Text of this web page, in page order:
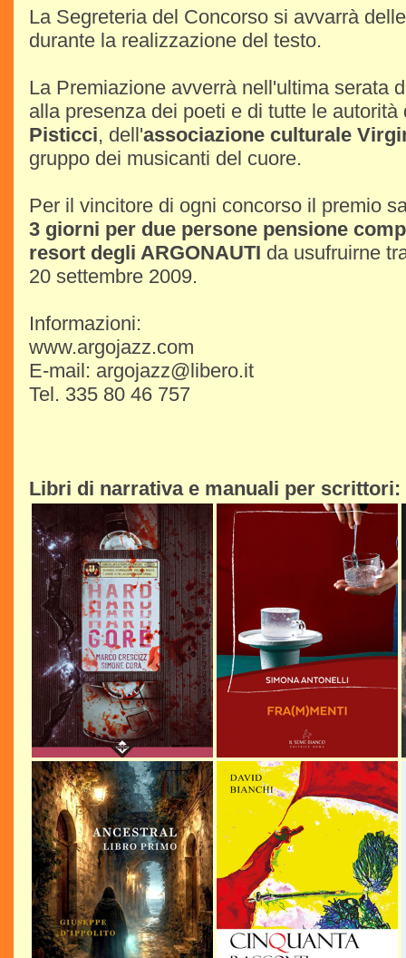
La Segreteria del Concorso si avvarrà
durante la realizzazione del testo.
La Premiazione avverrà nell'ultima serata
alla presenza dei poeti e di tutte le
Pisticci, dell'associazione culturale
gruppo dei musicanti del cuore.
Per il vincitore di ogni concorso il premio
3 giorni per due persone pensione
resort degli ARGONAUTI da usufruirne
20 settembre 2009.
Informazioni:
www.argojazz.com
E-mail: argojazz@libero.it
Tel. 335 80 46 757
Libri di narrativa e manuali per scrittori: